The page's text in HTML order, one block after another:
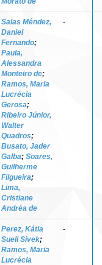
Salas Méndez,
Daniel
Fernando;
Paula,
Alessandra
Monteiro de;
Ramos, Maria
Lucrécia
Gerosa;
Ribeiro Júnior,
Walter
Quadros;
Busato, Jader
Galba; Soares,
Guilherme
Filgueira;
Lima,
Cristiane
Andréa de
-
Perez, Kátia
Sueli Sivek;
Ramos, Maria
Lucrécia
-